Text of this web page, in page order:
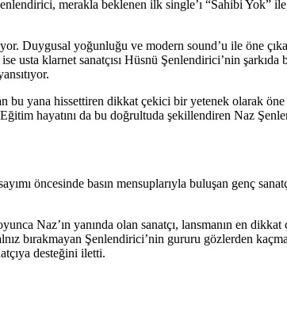
merakla beklenen ilk single’ı “Sahibi Yok”
Duygusal yoğunluğu ve modern sound’u ile öne
klarnet sanatçısı Hüsnü Şenlendirici’nin şarkıda
yana hissettiren dikkat çekici bir yetenek olarak öne
hayatını da bu doğrultuda şekillendiren Naz
öncesinde basın mensuplarıyla buluşan genç
Naz’ın yanında olan sanatçı, lansmanın en
bırakmayan Şenlendirici’nin gururu gözlerden
desteğini iletti.